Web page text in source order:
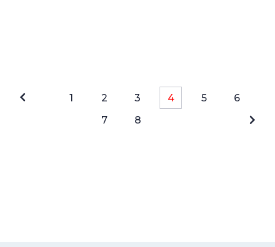
1 2 3 4 5
6
7
8